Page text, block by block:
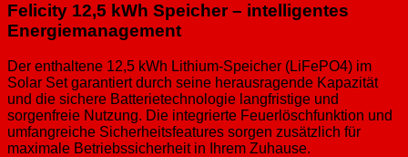
Felicity 12,5 kWh Speicher – intelligentes
Energiemanagement
Der enthaltene 12,5 kWh Lithium-Speicher (LiFePO4) im
Solar Set garantiert durch seine herausragende Kapazität
und die sichere Batterietechnologie langfristige und
sorgenfreie Nutzung. Die integrierte Feuerlöschfunktion und
umfangreiche Sicherheitsfeatures sorgen zusätzlich für
maximale Betriebssicherheit in Ihrem Zuhause.